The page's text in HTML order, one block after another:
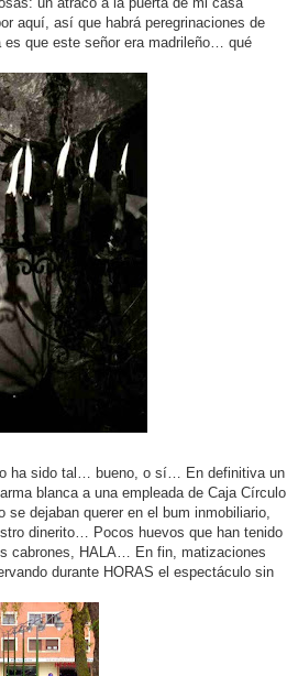
aquí, así que habrá peregrinaciones de
que este señor era madrileño… qué
ha sido tal… bueno, o sí… En definitiva un
blanca a una empleada de Caja Círculo
dejaban querer en el bum inmobiliario,
dinerito… Pocos huevos que han tenido
cabrones, HALA… En fin, matizaciones
durante HORAS el espectáculo sin